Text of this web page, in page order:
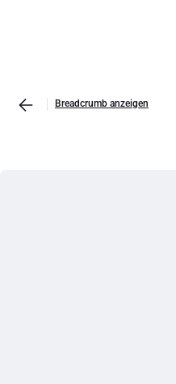
Breadcrumb anzeigen